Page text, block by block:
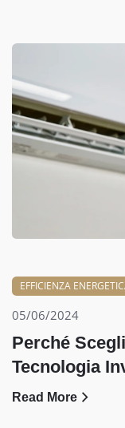
EFFICIENZA
05/06/2024
Perché
Tecnologia
Read More